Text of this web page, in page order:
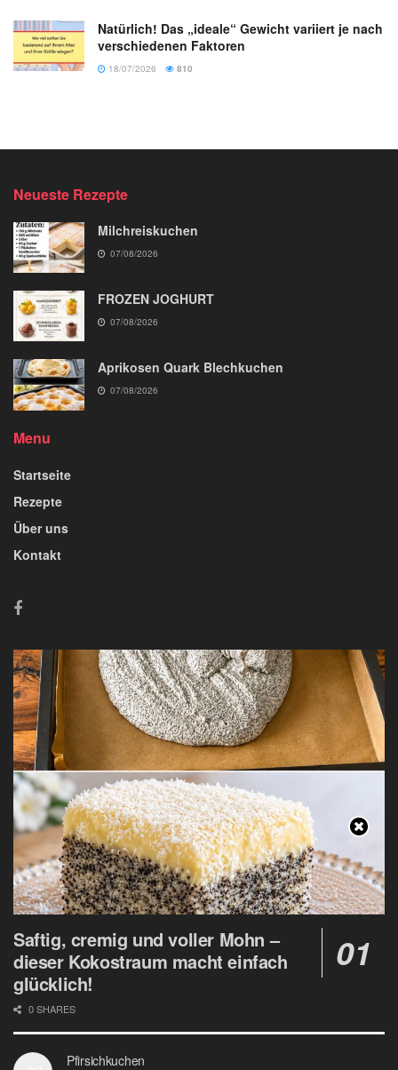
Natürlich! Das „ideale“ Gewicht variiert je nach
verschiedenen Faktoren
18/07/2026 810
Neueste Rezepte
Milchreiskuchen
07/08/2026
FROZEN JOGHURT
07/08/2026
Aprikosen Quark Blechkuchen
07/08/2026
Menu
Startseite
Rezepte
Über uns
Kontakt
Saftig, cremig und voller Mohn –
dieser Kokostraum macht einfach
glücklich!
0 SHARES
Pfirsichkuchen